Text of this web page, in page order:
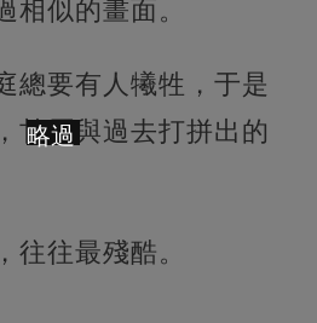
相似的畫面。
總要有人犧牲，于是
甘愿與過去打拼出的
往往最殘酷。
略過